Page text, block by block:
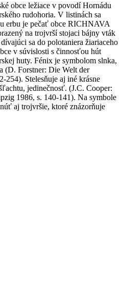
obce ležiace v povodí Hornádu
rudohoria. V listinách sa
erbu je pečať obce RICHNAVA
na trojvrší stojaci bájny vták
sa do polotaniera žiariaceho
v súvislosti s činnosťou hút
huty. Fénix je symbolom slnka,
(D. Forstner: Die Welt der
254). Stelesňuje aj iné krásne
jedinečnosť. (J.C. Cooper:
1986, s. 140-141). Na symbole
aj trojvršie, ktoré znázorňuje